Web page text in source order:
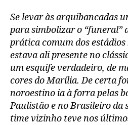
Se levar às arquibancadas
para simbolizar o “funeral”
prática comum dos
estava ali presente no
um esquife verdadeiro, de
cores do Marília. De certa
noroestino ia à forra pelas
Paulistão e no Brasileiro da
time vizinho teve nos